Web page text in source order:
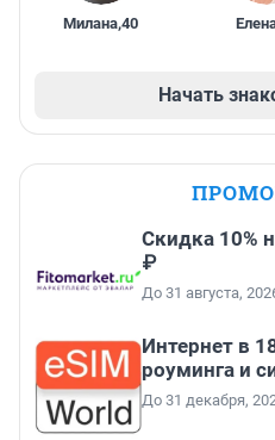
Милана,40
Начать
Скидка 10%
₽
До 31 августа,
Интернет в
роуминга и
До 31 декабря,